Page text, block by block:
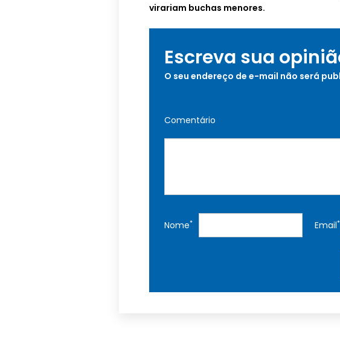
virariam buchas menores.
Escreva sua
O seu endereço de e-mail não será
Comentário
Nome* Email*